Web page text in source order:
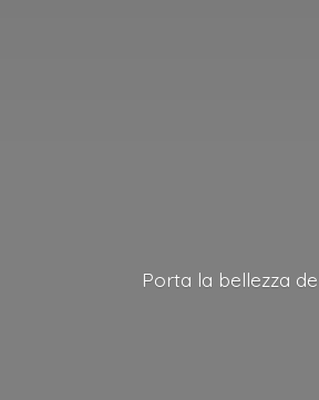
Porta la bellezza